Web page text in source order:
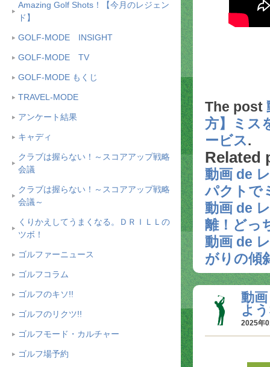
Amazing Golf Shots！【今月のレジェン
ド】
GOLF-MODE INSIGHT
GOLF-MODE TV
GOLF-MODE もくじ
TRAVEL-MODE
アンケート結果
キャディ
クラブは握らない！～スコアアップ戦略
会議
クラブは握らない！～スコアアップ戦略
会議～
くりかえしてうまくなる。ＤＲＩＬＬの
ツボ！
ゴルファーニュース
ゴルフコラム
ゴルフのキソ!!
ゴルフのリクツ!!
ゴルフモード・カルチャー
ゴルフ場予約
The post
方】ミス
ービス.
Related
動画 de
パクトで
動画 de
離！どっ
動画 de
がりの傾
動
よ
2025年